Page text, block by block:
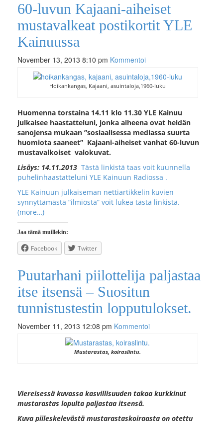
60-luvun Kajaani-aiheiset
mustavalkeat postikortit YLE
Kainuussa
November 13, 2013 8:10 pm Kommentoi
Hoikankangas, Kajaani, asuintaloja,1960-luku
Huomenna torstaina 14.11 klo 11.30 YLE Kainuu
julkaisee haastatteluni, jonka aiheena ovat heidän
sanojensa mukaan ”sosiaalisessa mediassa suurta
huomiota saaneet” Kajaani-aiheiset vanhat 60-luvun
mustavalkoiset valokuvat.
Lisäys: 14.11.2013 Tästä linkistä taas voit kuunnella
puhelinhaastatteluni YLE Kainuun Radiossa .
YLE Kainuun julkaiseman nettiartikkelin kuvien
synnyttämästä “ilmiöstä” voit lukea tästä linkistä.
(more…)
Jaa tämä muillekin:
Facebook Twitter
Puutarhani piilottelija paljastaa
itse itsensä – Suositun
tunnistustestin lopputulokset.
November 11, 2013 12:08 pm Kommentoi
Mustarastas, koiraslintu.
Viereisessä kuvassa kasvillisuuden takaa kurkkinut
mustarastas lopulta paljastaa itsensä.
Kuva piileskelevästä mustarastaskoiraasta on otettu